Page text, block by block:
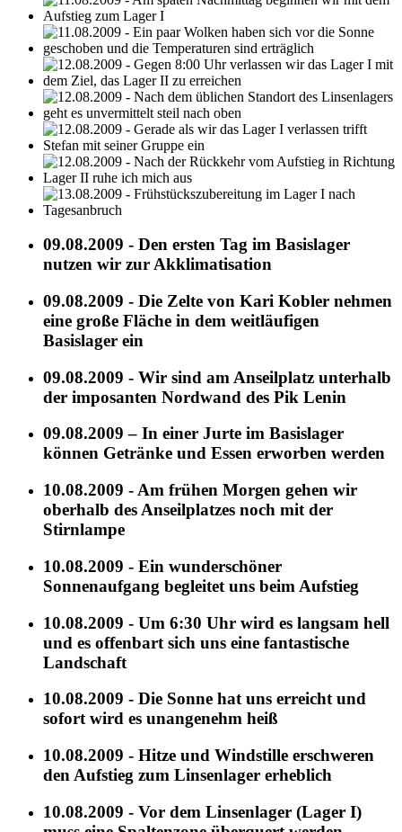
09.08.2009 - Den ersten Tag im Basislager
nutzen wir zur Akklimatisation
09.08.2009 - Die Zelte von Kari Kobler nehmen
eine große Fläche in dem weitläufigen
Basislager ein
09.08.2009 - Wir sind am Anseilplatz unterhalb
der imposanten Nordwand des Pik Lenin
09.08.2009 – In einer Jurte im Basislager
können Getränke und Essen erworben werden
10.08.2009 - Am frühen Morgen gehen wir
oberhalb des Anseilplatzes noch mit der
Stirnlampe
10.08.2009 - Ein wunderschöner
Sonnenaufgang begleitet uns beim Aufstieg
10.08.2009 - Um 6:30 Uhr wird es langsam hell
und es offenbart sich uns eine fantastische
Landschaft
10.08.2009 - Die Sonne hat uns erreicht und
sofort wird es unangenehm heiß
10.08.2009 - Hitze und Windstille erschweren
den Aufstieg zum Linsenlager erheblich
10.08.2009 - Vor dem Linsenlager (Lager I)